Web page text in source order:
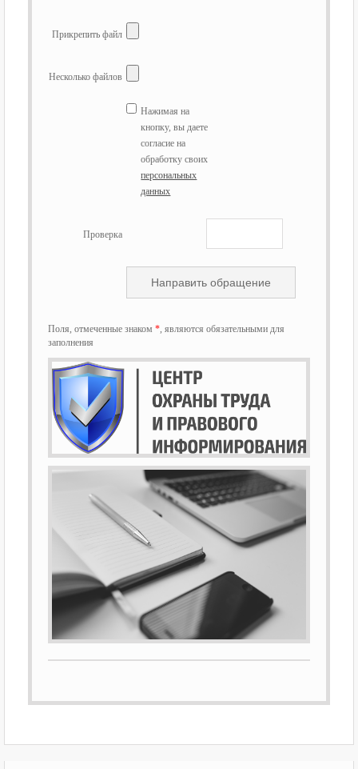
Прикрепить файл
Несколько файлов
Нажимая на
кнопку, вы даете
согласие на
обработку своих
персональных
данных
Проверка
Поля, отмеченные знаком *, являются обязательными для
заполнения